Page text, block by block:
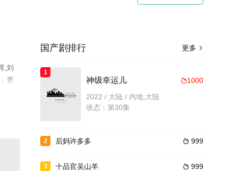
,刘
更
更多 
国产剧排行
1
1000
神级幸运儿
2022 / 大陆 / 内地,大陆
状态：第30集
2  999
后妈许多多
3  999
十品官吴山羊